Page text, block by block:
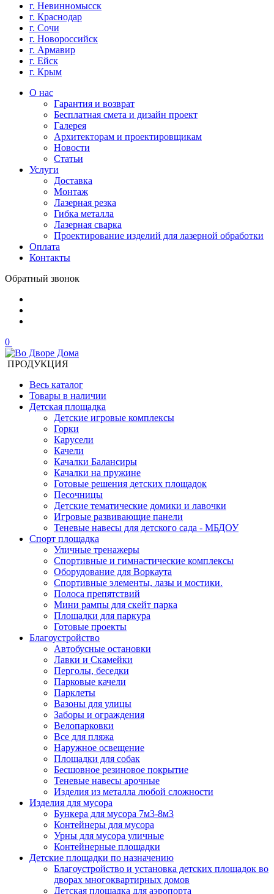
г. Невинномысск
г. Краснодар
г. Сочи
г. Новороссийск
г. Армавир
г. Ейск
г. Крым
О нас
Гарантия и возврат
Бесплатная смета и дизайн проект
Галерея
Архитекторам и проектировщикам
Новости
Статьи
Услуги
Доставка
Монтаж
Лазерная резка
Гибка металла
Лазерная сварка
Проектирование изделий для лазерной обработки
Оплата
Контакты
Обратный звонок
0
ПРОДУКЦИЯ
Весь каталог
Товары в наличии
Детская площадка
Детские игровые комплексы
Горки
Карусели
Качели
Качалки Балансиры
Качалки на пружине
Готовые решения детских площадок
Песочницы
Детские тематические домики и лавочки
Игровые развивающие панели
Теневые навесы для детского сада - МБДОУ
Спорт площадка
Уличные тренажеры
Спортивные и гимнастические комплексы
Оборудование для Воркаута
Спортивные элементы, лазы и мостики.
Полоса препятствий
Мини рампы для скейт парка
Площадки для паркура
Готовые проекты
Благоустройство
Автобусные остановки
Лавки и Скамейки
Перголы, беседки
Парковые качели
Парклеты
Вазоны для улицы
Заборы и ограждения
Велопарковки
Все для пляжа
Наружное освещение
Площадки для собак
Бесшовное резиновое покрытие
Теневые навесы арочные
Изделия из металла любой сложности
Изделия для мусора
Бункера для мусора 7м3-8м3
Контейнеры для мусора
Урны для мусора уличные
Контейнерные площадки
Детские площадки по назначению
Благоустройство и установка детских площадок во
дворах многоквартирных домов
Детская площадка для аэропорта